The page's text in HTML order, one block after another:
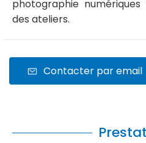
photographie
des ateliers.
Contacter par email